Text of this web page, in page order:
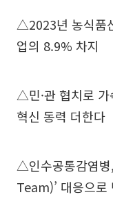
△2023년 농식품
업의 8.9% 차지
△민·관 협치로 가
혁신 동력 더한다
△인수공통감염병
Team)’ 대응으로